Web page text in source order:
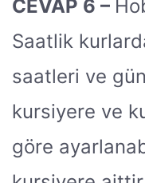
CEVAP 6 –
Saatlik
saatleri ve
kursiyere ve
göre